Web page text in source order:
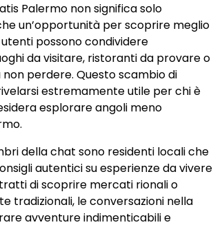
Palermo non significa solo
un’opportunità per scoprire meglio
possono condividere
da visitare, ristoranti da provare o
perdere. Questo scambio di
estremamente utile per chi è
esplorare angoli meno
della chat sono residenti locali che
autentici su esperienze da vivere
di scoprire mercati rionali o
tradizionali, le conversazioni nella
avventure indimenticabili e